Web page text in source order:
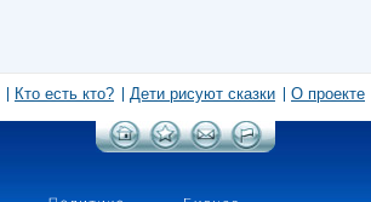
Кто есть кто? Дети рисуют сказки О проекте